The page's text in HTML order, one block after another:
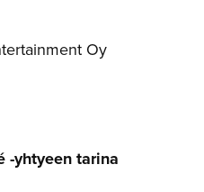
Oy
-yhtyeen tarina